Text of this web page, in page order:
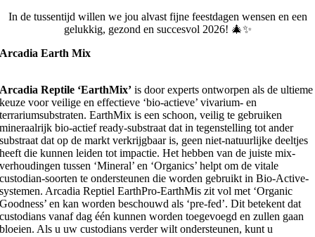
In de tussentijd willen we jou alvast fijne feestdagen wensen en een
gelukkig, gezond en succesvol 2026! 🎄✨
Arcadia Earth Mix
Arcadia Reptile ‘EarthMix’ is door experts ontworpen als de ultieme
keuze voor veilige en effectieve ‘bio-actieve’ vivarium- en
terrariumsubstraten. EarthMix is ​​een schoon, veilig te gebruiken
mineraalrijk bio-actief ready-substraat dat in tegenstelling tot ander
substraat dat op de markt verkrijgbaar is, geen niet-natuurlijke deeltjes
heeft die kunnen leiden tot impactie. Het hebben van de juiste mix-
verhoudingen tussen ‘Mineral’ en ‘Organics’ helpt om de vitale
custodian-soorten te ondersteunen die worden gebruikt in Bio-Active-
systemen. Arcadia Reptiel EarthPro-EarthMis zit vol met ‘Organic
Goodness’ en kan worden beschouwd als ‘pre-fed’. Dit betekent dat
custodians vanaf dag één kunnen worden toegevoegd en zullen gaan
bloeien. Als u uw custodians verder wilt ondersteunen, kunt u